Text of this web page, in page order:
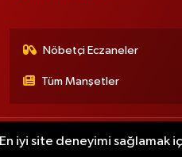
Nöbetçi Eczaneler
Tüm Manşetler
En iyi site deneyimi sağlamak